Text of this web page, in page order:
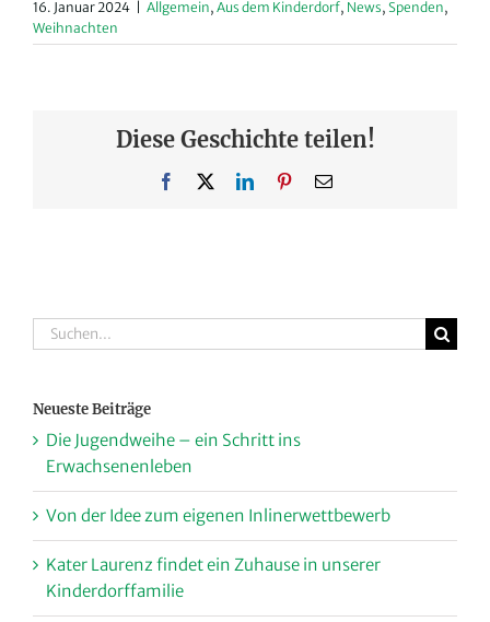
16. Januar 2024 Allgemein, Aus dem Kinderdorf, News, Spenden,
Weihnachten
Diese Geschichte teilen!
Facebook LinkedInPinterest
E-
Suche
nach:
Neueste Beiträge
Die Jugendweihe – ein Schritt ins
Erwachsenenleben
Von der Idee zum eigenen Inlinerwettbewerb
Kater Laurenz findet ein Zuhause in unserer
Kinderdorffamilie